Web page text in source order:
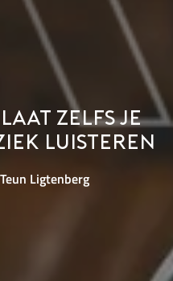
laat zelfs je
luisteren
Teun Ligtenberg